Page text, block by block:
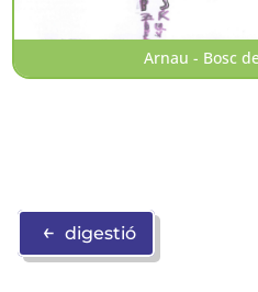
Arnau - Bosc
← digestió